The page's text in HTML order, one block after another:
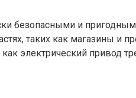
безопасными и
таких как магазины и
электрический привод